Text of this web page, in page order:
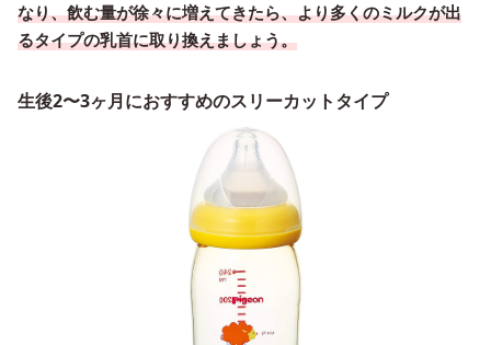
なり、飲む量が徐々に増えてきたら、より多くのミルクが出
るタイプの乳首に取り換えましょう。
生後2〜3ヶ月におすすめのスリーカットタイプ